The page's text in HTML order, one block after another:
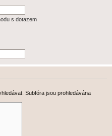
s dotazem
Subfóra jsou prohledávána